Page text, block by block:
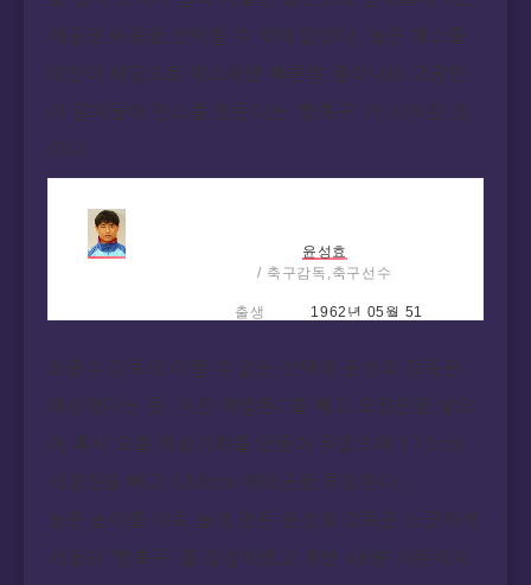
제공권 싸움을 선택할 수 밖에 없었다. 높은 패스를
데얀이 헤딩으로 패스하면 빠른발 몰리나와 고광민
이 달겨들어 찬스를 만든다는 ‘뻥축구’ 가 시작된 것
이다.
윤성효
/ 축구감독,축구선수
출생
1962년 05월 51
70kg
최용수 감독의 어쩔 수 없는 선택에 윤성효 감독은
예상했다는 듯. 지친 에벨톤C를 빼고 오장은을 넣으
며 혹시 모를 역습기회를 만들어 두었으며 175cm
서정진을 빼고 188cm 하태균을 투입한다.
높은 높이를 더욱 높게 만든 윤성효 감독은 느긋하게
서울의 ‘뻥축구’ 를 감상하였고 후반 46분 라돈치치